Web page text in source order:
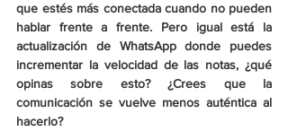
que estés más conectada cuando no pueden
hablar frente a frente. Pero igual está la
actualización de WhatsApp donde puedes
incrementar la velocidad de las notas, ¿qué
opinas sobre esto? ¿Crees que la
comunicación se vuelve menos auténtica al
hacerlo?